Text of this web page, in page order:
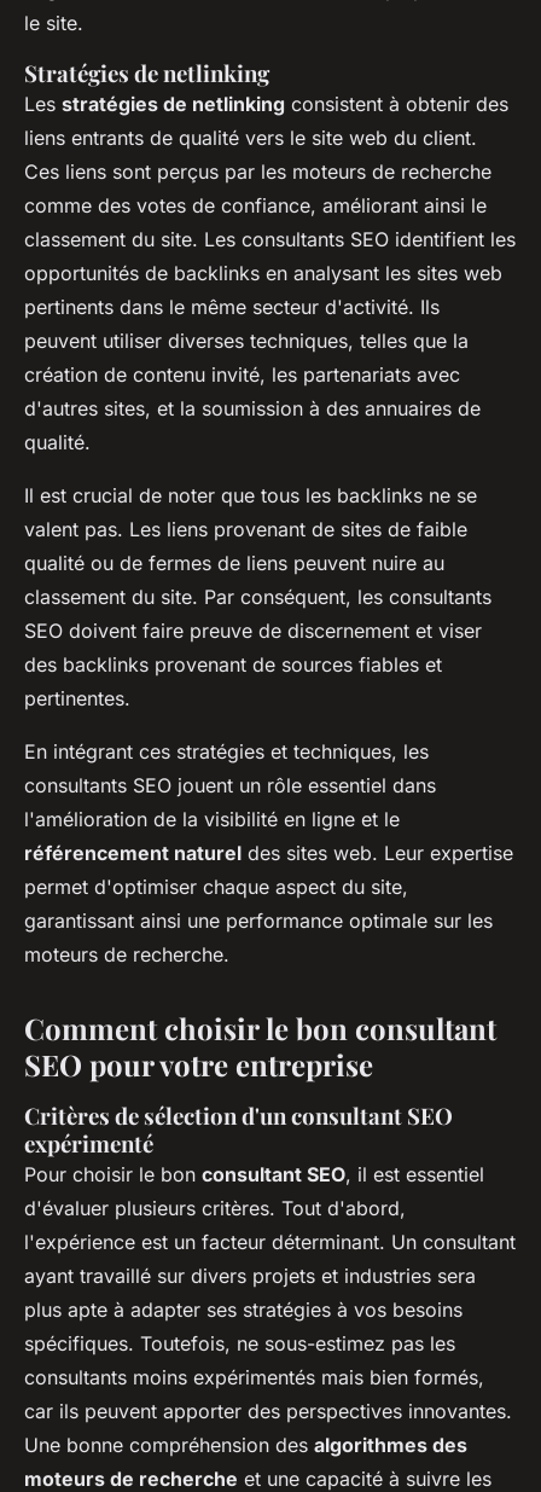
le site.
Stratégies de netlinking
Les stratégies de netlinking consistent à obtenir des
liens entrants de qualité vers le site web du client.
Ces liens sont perçus par les moteurs de recherche
comme des votes de confiance, améliorant ainsi le
classement du site. Les consultants SEO identifient les
opportunités de backlinks en analysant les sites web
pertinents dans le même secteur d'activité. Ils
peuvent utiliser diverses techniques, telles que la
création de contenu invité, les partenariats avec
d'autres sites, et la soumission à des annuaires de
qualité.
Il est crucial de noter que tous les backlinks ne se
valent pas. Les liens provenant de sites de faible
qualité ou de fermes de liens peuvent nuire au
classement du site. Par conséquent, les consultants
SEO doivent faire preuve de discernement et viser
des backlinks provenant de sources fiables et
pertinentes.
En intégrant ces stratégies et techniques, les
consultants SEO jouent un rôle essentiel dans
l'amélioration de la visibilité en ligne et le
référencement naturel des sites web. Leur expertise
permet d'optimiser chaque aspect du site,
garantissant ainsi une performance optimale sur les
moteurs de recherche.
Comment choisir le bon consultant
SEO pour votre entreprise
Critères de sélection d'un consultant SEO
expérimenté
Pour choisir le bon consultant SEO, il est essentiel
d'évaluer plusieurs critères. Tout d'abord,
l'expérience est un facteur déterminant. Un consultant
ayant travaillé sur divers projets et industries sera
plus apte à adapter ses stratégies à vos besoins
spécifiques. Toutefois, ne sous-estimez pas les
consultants moins expérimentés mais bien formés,
car ils peuvent apporter des perspectives innovantes.
Une bonne compréhension des algorithmes des
moteurs de recherche et une capacité à suivre les